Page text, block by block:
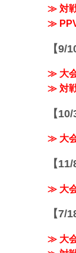
≫ 対
≫
【9/
≫ 大
≫ 対
【
≫ 大
【
≫ 大
【7/
≫ 大